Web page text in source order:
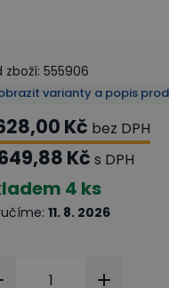
zboží: 555906
varianty a popis
Kč bez DPH
649,88 Kč s DPH
4 ks
: 11. 8. 2026